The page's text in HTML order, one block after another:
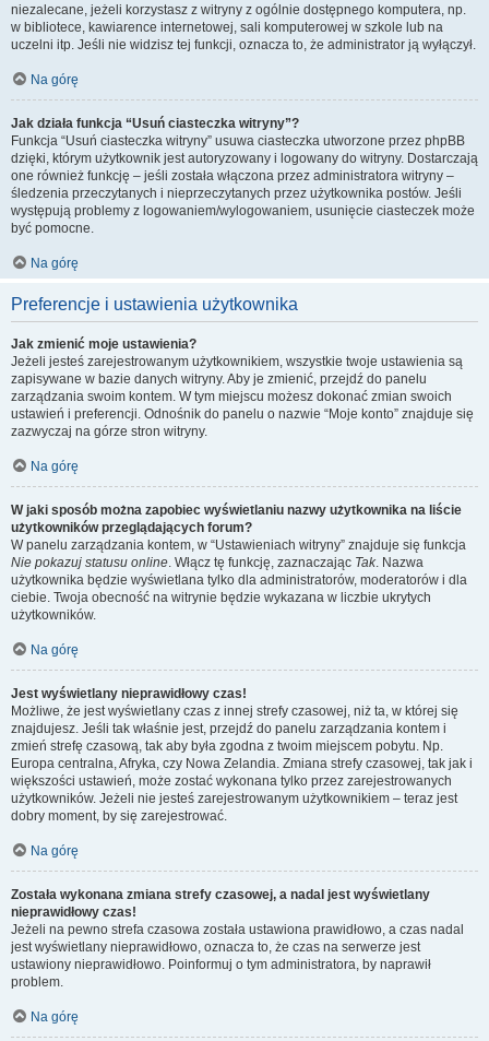
niezalecane, jeżeli korzystasz z witryny z ogólnie dostępnego komputera, np.
w bibliotece, kawiarence internetowej, sali komputerowej w szkole lub na
uczelni itp. Jeśli nie widzisz tej funkcji, oznacza to, że administrator ją wyłączył.
Na górę
Jak działa funkcja “Usuń ciasteczka witryny”?
Funkcja “Usuń ciasteczka witryny” usuwa ciasteczka utworzone przez phpBB
dzięki, którym użytkownik jest autoryzowany i logowany do witryny. Dostarczają
one również funkcję – jeśli została włączona przez administratora witryny –
śledzenia przeczytanych i nieprzeczytanych przez użytkownika postów. Jeśli
występują problemy z logowaniem/wylogowaniem, usunięcie ciasteczek może
być pomocne.
Na górę
Preferencje i ustawienia użytkownika
Jak zmienić moje ustawienia?
Jeżeli jesteś zarejestrowanym użytkownikiem, wszystkie twoje ustawienia są
zapisywane w bazie danych witryny. Aby je zmienić, przejdź do panelu
zarządzania swoim kontem. W tym miejscu możesz dokonać zmian swoich
ustawień i preferencji. Odnośnik do panelu o nazwie “Moje konto” znajduje się
zazwyczaj na górze stron witryny.
Na górę
W jaki sposób można zapobiec wyświetlaniu nazwy użytkownika na liście
użytkowników przeglądających forum?
W panelu zarządzania kontem, w “Ustawieniach witryny” znajduje się funkcja
Nie pokazuj statusu online. Włącz tę funkcję, zaznaczając Tak. Nazwa
użytkownika będzie wyświetlana tylko dla administratorów, moderatorów i dla
ciebie. Twoja obecność na witrynie będzie wykazana w liczbie ukrytych
użytkowników.
Na górę
Jest wyświetlany nieprawidłowy czas!
Możliwe, że jest wyświetlany czas z innej strefy czasowej, niż ta, w której się
znajdujesz. Jeśli tak właśnie jest, przejdź do panelu zarządzania kontem i
zmień strefę czasową, tak aby była zgodna z twoim miejscem pobytu. Np.
Europa centralna, Afryka, czy Nowa Zelandia. Zmiana strefy czasowej, tak jak i
większości ustawień, może zostać wykonana tylko przez zarejestrowanych
użytkowników. Jeżeli nie jesteś zarejestrowanym użytkownikiem – teraz jest
dobry moment, by się zarejestrować.
Na górę
Została wykonana zmiana strefy czasowej, a nadal jest wyświetlany
nieprawidłowy czas!
Jeżeli na pewno strefa czasowa została ustawiona prawidłowo, a czas nadal
jest wyświetlany nieprawidłowo, oznacza to, że czas na serwerze jest
ustawiony nieprawidłowo. Poinformuj o tym administratora, by naprawił
problem.
Na górę